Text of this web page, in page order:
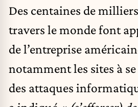
Des centaines de
travers le monde font
de l’entreprise
notamment les sites à
des attaques